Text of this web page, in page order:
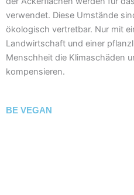
verwendet. Diese Umstände
ökologisch vertretbar. Nur mit
Landwirtschaft und einer
Menschheit die Klimaschäden
kompensieren.
BE VEGAN